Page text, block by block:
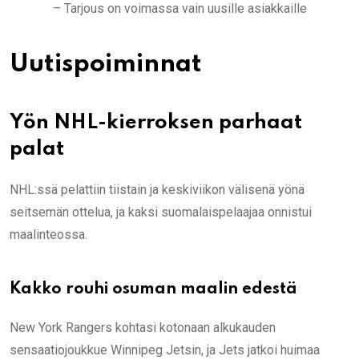
– Tarjous on voimassa vain uusille asiakkaille
Uutispoiminnat
Yön NHL-kierroksen parhaat
palat
NHL:ssä pelattiin tiistain ja keskiviikon välisenä yönä
seitsemän ottelua, ja kaksi suomalaispelaajaa onnistui
maalinteossa.
Kakko rouhi osuman maalin edestä
New York Rangers kohtasi kotonaan alkukauden
sensaatiojoukkue Winnipeg Jetsin, ja Jets jatkoi huimaa